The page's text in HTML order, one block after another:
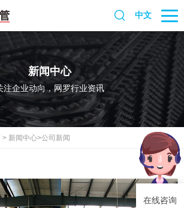
在线咨询
中文
新闻中心
注企业动向，网罗行业资讯
> 新闻中心>公司新闻